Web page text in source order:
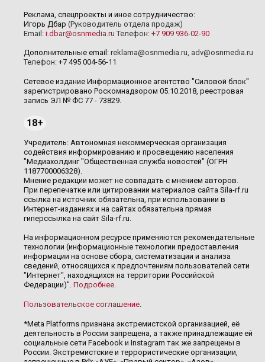
Реклама, спецпроекты и иное сотрудничество:
Игорь Дбар (Руководитель отдела продаж)
Email: i.dbar@osnmedia.ru Телефон: +7 909 936-02-90
Дополнительные email: reklama@osnmedia.ru, adv@osnmedia.ru
Телефон: +7 495 004-56-11
Сетевое издание Информационное агентство "Силовой блок"
зарегистрировано Роскомнадзором 05.10.2018, реестровая
запись ЭЛ № ФС 77 - 73829.
18+
Учредитель: Автономная некоммерческая организация
содействия информированию и просвещению населения
"Медиахолдинг "Общественная служба новостей" (ОГРН
1187700006328).
Мнение редакции может не совпадать с мнением авторов.
При перепечатке или цитировании материалов сайта Sila-rf.ru
ссылка на источник обязательна, при использовании в
Интернет-изданиях и на сайтах обязательна прямая
гиперссылка на сайт Sila-rf.ru.
На информационном ресурсе применяются рекомендательные
технологии (информационные технологии предоставления
информации на основе сбора, систематизации и анализа
сведений, относящихся к предпочтениям пользователей сети
"Интернет", находящихся на территории Российской
Федерации)". Подробнее.
Пользовательское соглашение.
*Meta Platforms признана экстремистской организацией, её
деятельность в России запрещена, а также принадлежащие ей
социальные сети Facebook и Instagram так же запрещены в
России. Экстремистские и террористические организации,